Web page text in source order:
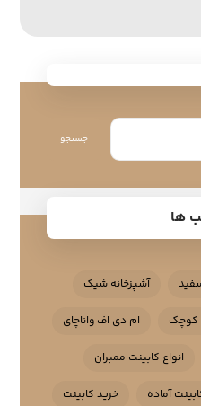
جستجو
ها
آشپزخانه شیک
کوچک ام دی اف واناچای
انواع کابینت ممبران
آماده خرید کابینت